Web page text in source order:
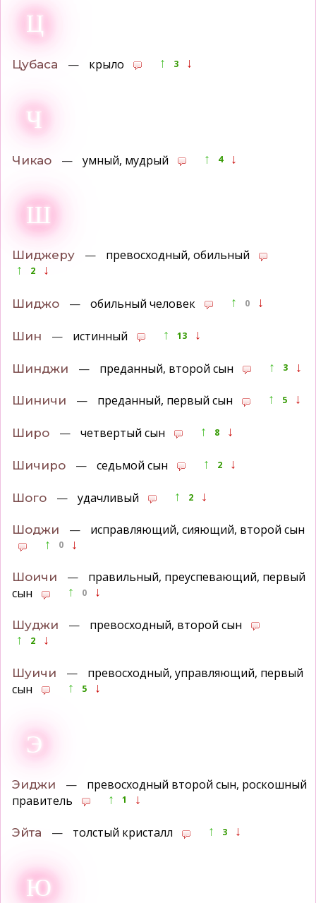
Ц
Цубаса — крыло ↑ 3 ↓
Ч
Чикао — умный, мудрый ↑ 4 ↓
Ш
Шиджеру — превосходный, обильный
↑ 2 ↓
Шиджо — обильный человек ↑ 0 ↓
Шин — истинный ↑ 13 ↓
Шинджи — преданный, второй сын ↑ 3 ↓
Шиничи — преданный, первый сын ↑ 5 ↓
Широ — четвертый сын ↑ 8 ↓
Шичиро — седьмой сын ↑ 2 ↓
Шого — удачливый ↑ 2 ↓
Шоджи — исправляющий, сияющий, второй сын
↑ 0 ↓
Шоичи —
правильный, преуспевающий, первый
сын
↑ 0 ↓
Шуджи — превосходный, второй сын
↑ 2 ↓
Шуичи —
превосходный, управляющий, первый
сын
↑ 5 ↓
Э
Эиджи —
превосходный второй сын, роскошный
правитель
↑ 1 ↓
Эйта — толстый кристалл ↑ 3 ↓
Ю